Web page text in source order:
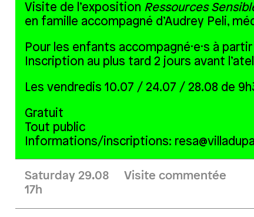
Visite de l’exposition Ressources
en famille accompagné d’Audrey Peli,
Pour les enfants accompagné·e·s à
Inscription au plus tard 2 jours avant
Les vendredis 10.07 / 24.07 / 28.08 de
Gratuit
Tout public
Informations/inscriptions:
Saturday 29.08
17h
Visite commentée